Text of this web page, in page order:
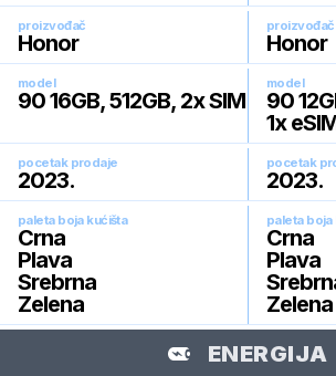
proizvođač
Honor
proizvođač
Honor
model
90 16GB, 512GB, 2x SIM
model
90
1x
pocetak prodaje
2023.
pocetak
2023.
paleta boja kućišta
Crna
Plava
Srebrna
Zelena
paleta boja
Crna
Plava
Zelena
ENERGIJA